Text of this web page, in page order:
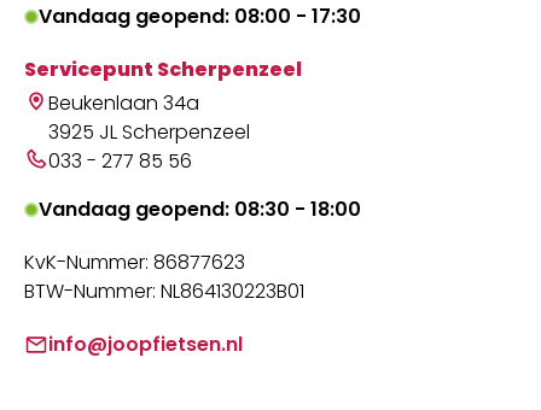
Vandaag geopend: 08:00 - 17:30
Servicepunt Scherpenzeel
Beukenlaan 34a
3925 JL Scherpenzeel
033 - 277 85 56
Vandaag geopend: 08:30 - 18:00
KvK-Nummer: 86877623
BTW-Nummer: NL864130223B01
info@joopfietsen.nl